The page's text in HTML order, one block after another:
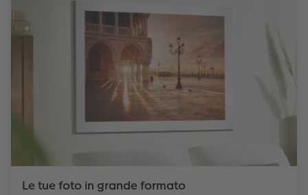
Le tue foto in grande formato